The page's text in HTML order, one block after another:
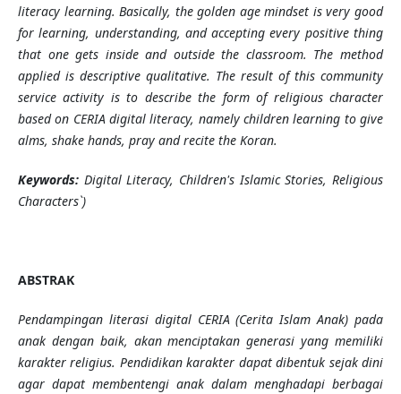
literacy learning. Basically, the golden age mindset is very good
for learning, understanding, and accepting every positive thing
that one gets inside and outside the classroom. The method
applied is descriptive qualitative. The result of this community
service activity is to describe the form of religious character
based on CERIA digital literacy, namely children learning to give
alms, shake hands, pray and recite the Koran.
Keywords:Digital Literacy, Children's Islamic Stories, Religious
Characters`)
ABSTRAK
Pendampingan literasi digital CERIA (Cerita Islam Anak) pada
anak dengan baik, akan menciptakan generasi yang memiliki
karakter religius. Pendidikan karakter dapat dibentuk sejak dini
agar dapat membentengi anak dalam menghadapi berbagai